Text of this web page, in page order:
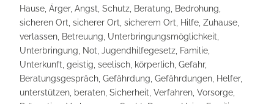
Hause, Ärger, Angst, Schutz, Beratung, Bedrohung,
sicheren Ort, sicherer Ort, sicherem Ort, Hilfe, Zuhause,
verlassen, Betreuung, Unterbringungsmöglichkeit,
Unterbringung, Not, Jugendhilfegesetz, Familie,
Unterkunft, geistig, seelisch, körperlich, Gefahr,
Beratungsgespräch, Gefährdung, Gefährdungen, Helfer,
unterstützen, beraten, Sicherheit, Verfahren, Vorsorge,